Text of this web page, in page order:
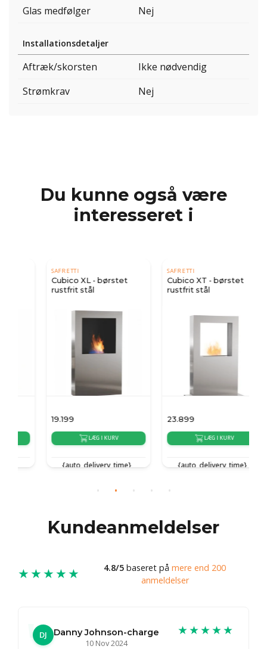
Glas medfølger
Nej
Installationsdetaljer
Aftræk/skorsten
Ikke nødvendig
Strømkrav
Nej
Du kunne også være
interesseret i
SAFRETTI
Cubico XL - børstet
rustfrit stål
19.199
LÆG I KURV
{auto_delivery_time}
SAFRETTI
Cubico XT - børstet
rustfrit stål
23.899
LÆG I KURV
{auto_delivery_time}
Kundeanmeldelser
★★★★★ 4.8/5 baseret på mere end 200
anmeldelser
DJ
Danny Johnson-charge
10 Nov 2024
★★★★★